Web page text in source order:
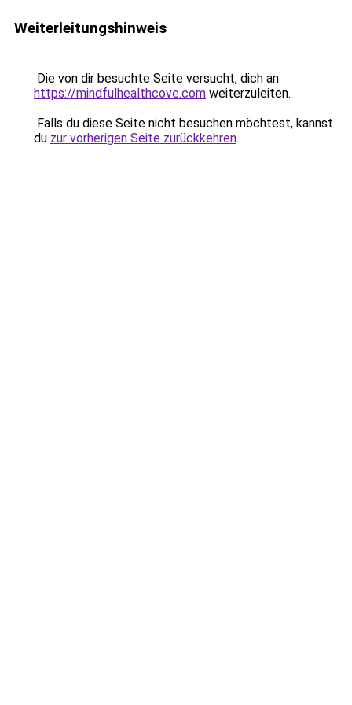
Weiterleitungshinweis
Die von dir besuchte Seite versucht, dich an
https://mindfulhealthcove.com weiterzuleiten.
Falls du diese Seite nicht besuchen möchtest, kannst
du zur vorherigen Seite zurückkehren.